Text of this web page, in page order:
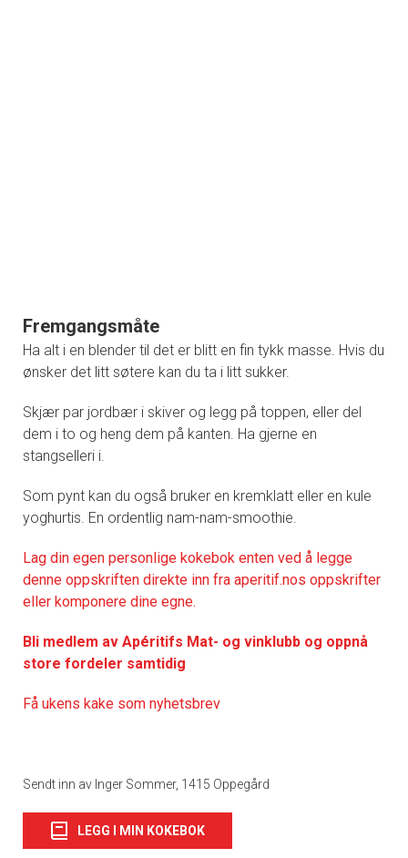
Fremgangsmåte
Ha alt i en blender til det er blitt en fin tykk masse. Hvis du
ønsker det litt søtere kan du ta i litt sukker.
Skjær par jordbær i skiver og legg på toppen, eller del
dem i to og heng dem på kanten. Ha gjerne en
stangselleri i.
Som pynt kan du også bruker en kremklatt eller en kule
yoghurtis. En ordentlig nam-nam-smoothie.
Lag din egen personlige kokebok enten ved å legge
denne oppskriften direkte inn fra aperitif.nos oppskrifter
eller komponere dine egne.
Bli medlem av Apéritifs Mat- og vinklubb og oppnå
store fordeler samtidig
Få ukens kake som nyhetsbrev
Sendt inn av Inger Sommer, 1415 Oppegård
LEGG I MIN KOKEBOK